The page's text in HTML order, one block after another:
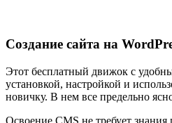
Создание сайта на
Этот бесплатный движок с
установкой, настройкой и
новичку. В нем все предельно
Освоение CMS не требует